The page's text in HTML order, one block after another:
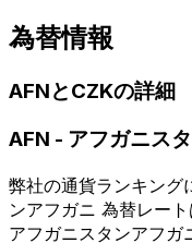
為替情報
AFNとCZKの詳細
AFN - アフガニス
弊社の通貨ランキング
ンアフガニ 為替レー
アフガニスタンアフ